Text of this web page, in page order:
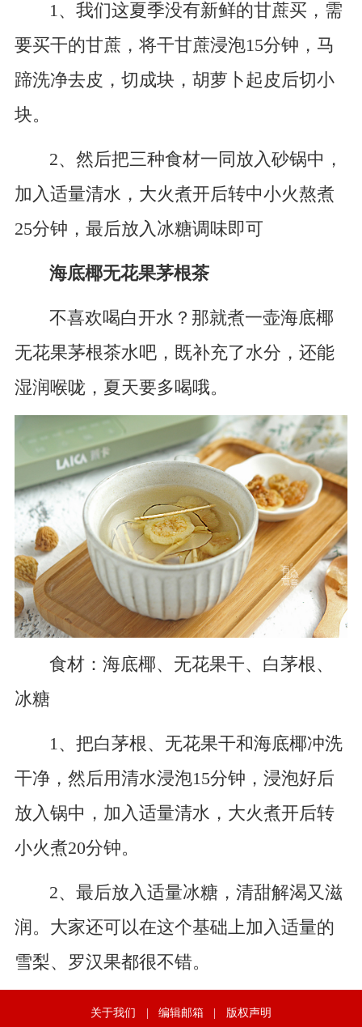
1、我们这夏季没有新鲜的甘蔗买，需
要买干的甘蔗，将干甘蔗浸泡15分钟，马
蹄洗净去皮，切成块，胡萝卜起皮后切小
块。
2、然后把三种食材一同放入砂锅中，
加入适量清水，大火煮开后转中小火熬煮
25分钟，最后放入冰糖调味即可
海底椰无花果茅根茶
不喜欢喝白开水？那就煮一壶海底椰
无花果茅根茶水吧，既补充了水分，还能
湿润喉咙，夏天要多喝哦。
食材：海底椰、无花果干、白茅根、
冰糖
1、把白茅根、无花果干和海底椰冲洗
干净，然后用清水浸泡15分钟，浸泡好后
放入锅中，加入适量清水，大火煮开后转
小火煮20分钟。
2、最后放入适量冰糖，清甜解渴又滋
润。大家还可以在这个基础上加入适量的
雪梨、罗汉果都很不错。
关于我们 | 编辑邮箱 | 版权声明